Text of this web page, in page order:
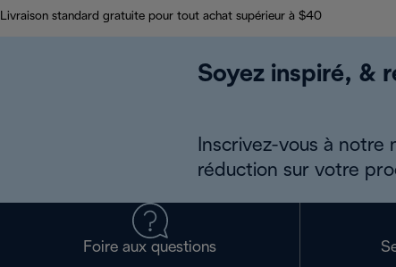
Livraison standard gratuite pour tout achat supérieur à $40
Soyez inspiré, &
Inscrivez-vous à
réduction sur votre
Foire aux questions